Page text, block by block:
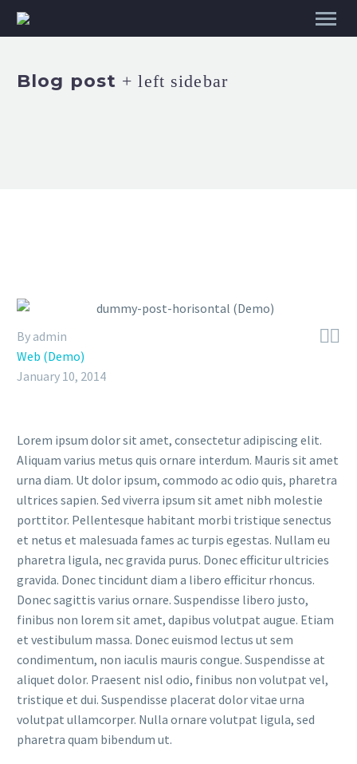
Blog post + left sidebar

By admin
Web (Demo)
January 10, 2014
Lorem ipsum dolor sit amet, consectetur adipiscing elit.
Aliquam varius metus quis ornare interdum. Mauris sit amet
urna diam. Ut dolor ipsum, commodo ac odio quis, pharetra
ultrices sapien. Sed viverra ipsum sit amet nibh molestie
porttitor. Pellentesque habitant morbi tristique senectus
et netus et malesuada fames ac turpis egestas. Nullam eu
pharetra ligula, nec gravida purus. Donec efficitur ultricies
gravida. Donec tincidunt diam a libero efficitur rhoncus.
Donec sagittis varius ornare. Suspendisse libero justo,
finibus non lorem sit amet, dapibus volutpat augue. Etiam
et vestibulum massa. Donec euismod lectus ut sem
condimentum, non iaculis mauris congue. Suspendisse at
aliquet dolor. Praesent nisl odio, finibus non volutpat vel,
tristique et dui. Suspendisse placerat dolor vitae urna
volutpat ullamcorper. Nulla ornare volutpat ligula, sed
pharetra quam bibendum ut.